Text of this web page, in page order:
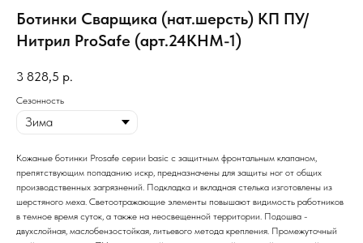
Ботинки Сварщика (нат.шерсть) КП ПУ/
Нитрил ProSafe (арт.24КНМ-1)
3 828,5 р.
Сезонность
Кожаные ботинки Prosafe серии basic c защитным фронтальным клапаном,
препятствующим попаданию искр, предназначены для защиты ног от общих
производственных загрязнений. Подкладка и вкладная стелька изготовлены из
шерстяного меха. Светоотражающие элементы повышают видимость работников
в темное время суток, а также на неосвещенной территории. Подошва -
двухслойная, маслобензостойкая, литьевого метода крепления. Промежуточный